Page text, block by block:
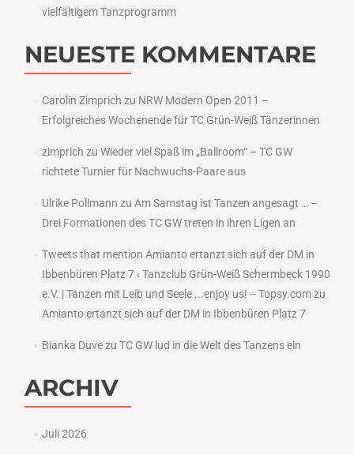
vielfältigem Tanzprogramm
NEUESTE KOMMENTARE
Carolin Zimprich zu NRW Modern Open 2011 –
Erfolgreiches Wochenende für TC Grün-Weiß Tänzerinnen
zimprich zu Wieder viel Spaß im „Ballroom“ – TC GW
richtete Turnier für Nachwuchs-Paare aus
Ulrike Pollmann zu Am Samstag ist Tanzen angesagt … –
Drei Formationen des TC GW treten in ihren Ligen an
Tweets that mention Amianto ertanzt sich auf der DM in
Ibbenbüren Platz 7 ‹ Tanzclub Grün-Weiß Schermbeck 1990
e.V. | Tanzen mit Leib und Seele ...enjoy us! -- Topsy.comzu
Amianto ertanzt sich auf der DM in Ibbenbüren Platz 7
Bianka Duvezu TC GW lud in die Welt des Tanzens ein
ARCHIV
Juli 2026